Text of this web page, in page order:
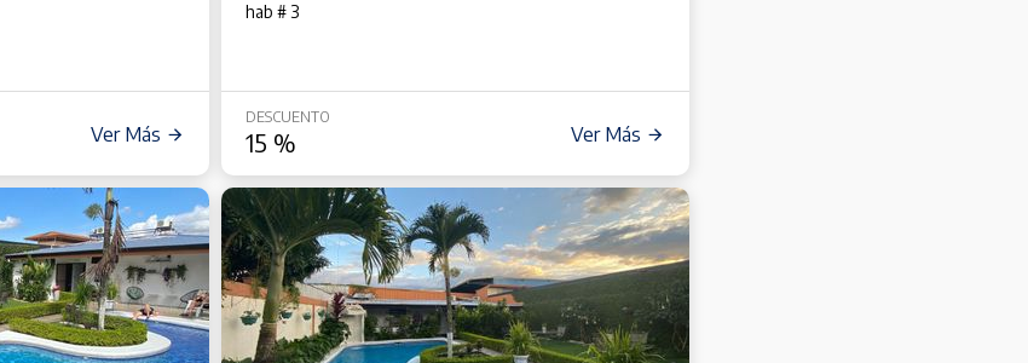
Ver Más
hab # 3
DESCUENTO
15 % Ver Más